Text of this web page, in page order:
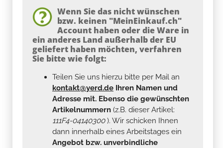
Wenn Sie das nicht wünschen
bzw. keinen "MeinEinkauf.ch"
Account haben oder die Ware in
ein anderes Land außerhalb der EU
geliefert haben möchten, verfahren
Sie bitte wie folgt:
Teilen Sie uns hierzu bitte per Mail an
kontakt@yerd.de Ihren Namen und
Adresse mit. Ebenso die gewünschten
Artikelnummern (z.B. dieser Artikel:
111F4-04140300). Wir schicken Ihnen
dann innerhalb eines Arbeitstages ein
Angebot bzw. unverbindliche